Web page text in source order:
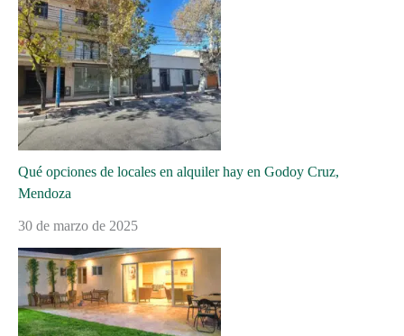
Qué opciones de locales en alquiler hay en Godoy Cruz,
Mendoza
30 de marzo de 2025